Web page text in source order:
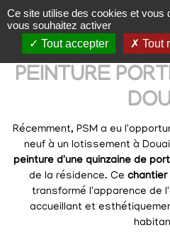
Panneau de gestion des cookies
Ce site utilise des cookies et vous
vous souhaitez activer
Tout accepter
Tout
PEINTURE
Récemment, PSM a eu
neuf à un lotissement à
peinture d'une quinzaine de
de la résidence. Ce chantier
transformé l'apparence de
accueillant et